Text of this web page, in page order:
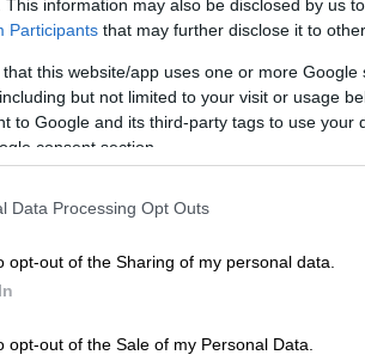
This information may also be disclosed by us
Participants that may further disclose it to
that this website/app uses one or more
but not limited to your visit or usage
to Google and its third-party tags to use your
consent section.
Data Processing Opt Outs
opt-out of the Sharing of my personal data.
opt-out of the Sale of my Personal Data.
τουΠάτρα – Πύργος
παλαιό δρόμο, ο οποίος
όλης της Ελλάδας.